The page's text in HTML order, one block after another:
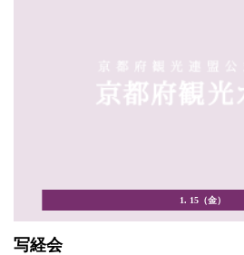
1. 15（金）
写経会